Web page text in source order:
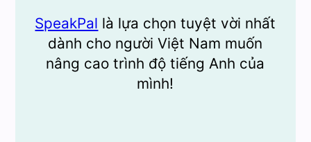
SpeakPal là lựa chọn tuyệt vời nhất
dành cho người Việt Nam muốn
nâng cao trình độ tiếng Anh của
mình!